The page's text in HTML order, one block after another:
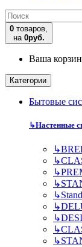
0 товаров,
на 0руб.
Ваша
Категории
Бытовые
↳Настенные
↳
↳
↳
↳
↳
↳
↳
↳
↳